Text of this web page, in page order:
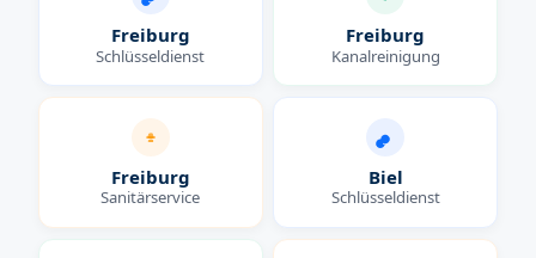
Freiburg
Schlüsseldienst
Freiburg
Kanalreinigung
Freiburg
Sanitärservice
Biel
Schlüsseldienst